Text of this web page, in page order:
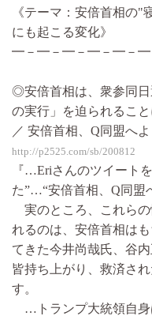
《テーマ：安倍首相の"
にも起こる変化》
━－━－━－━－━－━
◎安倍首相は、衆参同
の実行」を迫られるこ
／ 安倍首相、Q同盟へ
http://p2525.com/sb/200812
『…Eriさんのツイート
た”…“安倍首相、Q同盟
実のところ、これらの
れるのは、安倍首相は
てきた今井尚哉氏、谷
皆持ち上がり、救済さ
す。
…トランプ大統領自身